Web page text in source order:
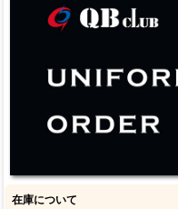
在庫について